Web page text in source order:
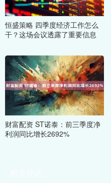
恒盛策略 四季度经济工作怎么
干？这场会议透露了重要信息
财富配资 ST诺泰：前三季度净
利润同比增长2692%